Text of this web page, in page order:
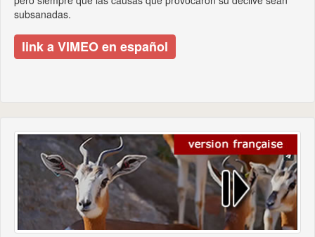
subsanadas.
link a VIMEO en español